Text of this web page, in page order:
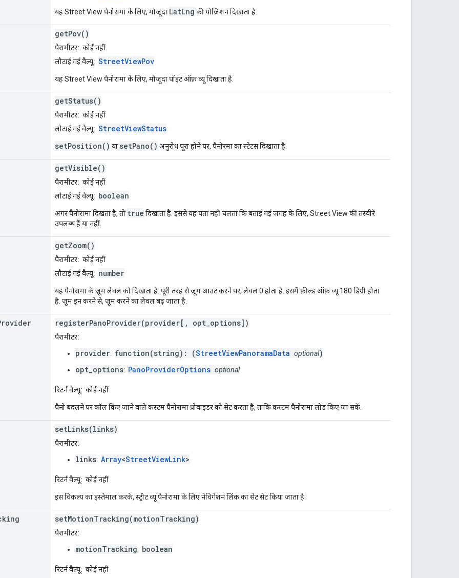
यह Street View पैनोरामा के लिए, मौजूदा LatLng की पोज़िशन दिखाता है.
getPov()
पैरामीटर: कोई नहीं
लौटाई गई वैल्यू: StreetViewPov
यह Street View पैनोरामा के लिए, मौजूदा पॉइंट ऑफ़ व्यू दिखाता है.
getStatus()
पैरामीटर: कोई नहीं
लौटाई गई वैल्यू: StreetViewStatus
setPosition() या setPano() अनुरोध पूरा होने पर, पैनोरमा का स्टेटस दिखाता है.
getVisible()
पैरामीटर: कोई नहीं
लौटाई गई वैल्यू: boolean
अगर पैनोरामा दिखता है, तो true दिखाता है. इससे यह पता नहीं चलता कि बताई गई जगह के लिए, Street View की तस्वीरें
उपलब्ध हैं या नहीं.
getZoom()
पैरामीटर: कोई नहीं
लौटाई गई वैल्यू: number
यह पैनोरामा के ज़ूम लेवल को दिखाता है. पूरी तरह से ज़ूम आउट करने पर, लेवल 0 होता है. इसमें फ़ील्ड ऑफ़ व्यू 180 डिग्री होता
है. ज़ूम इन करने से, ज़ूम करने का लेवल बढ़ जाता है.
registerPanoProvider(provider[, opt_options])
पैरामीटर:
provider: function(string): (StreetViewPanoramaData optional)
opt_options: PanoProviderOptions optional
रिटर्न वैल्यू: कोई नहीं
पैनो बदलने पर कॉल किए जाने वाले कस्टम पैनोरामा प्रोवाइडर को सेट करता है, ताकि कस्टम पैनोरामा लोड किए जा सकें.
setLinks(links)
पैरामीटर:
links: Array<StreetViewLink>
रिटर्न वैल्यू: कोई नहीं
इस विकल्प का इस्तेमाल करके, स्ट्रीट व्यू पैनोरामा के लिए नेविगेशन लिंक का सेट सेट किया जाता है.
setMotionTracking(motionTracking)
पैरामीटर:
motionTracking: boolean
रिटर्न वैल्यू: कोई नहीं